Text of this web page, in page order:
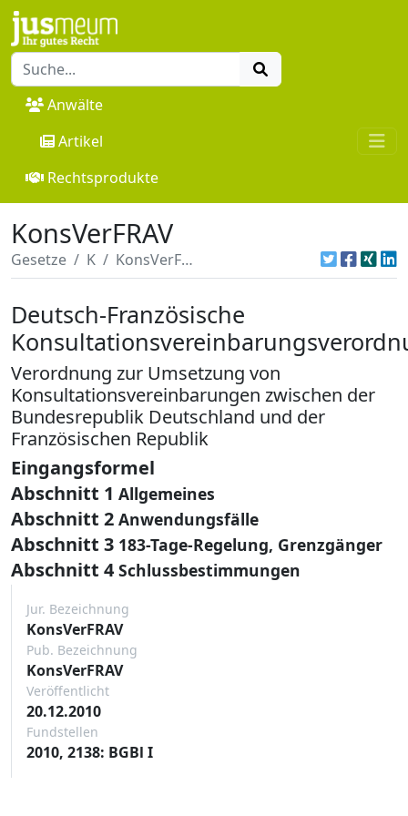
Anwälte
Artikel
Rechtsprodukte
KonsVerFRAV
Gesetze K KonsVerFRAV
Deutsch-Französische
Verordnung zur Umsetzung von
Konsultationsvereinbarungen zwischen der
Bundesrepublik Deutschland und der
Französischen Republik
Eingangsformel
Abschnitt 1 Allgemeines
Abschnitt 2 Anwendungsfälle
Abschnitt 3 183-Tage-Regelung, Grenzgänger
Abschnitt 4 Schlussbestimmungen
Jur. Bezeichnung
KonsVerFRAV
Pub. Bezeichnung
KonsVerFRAV
Veröffentlicht
20.12.2010
Fundstellen
2010, 2138: BGBl I